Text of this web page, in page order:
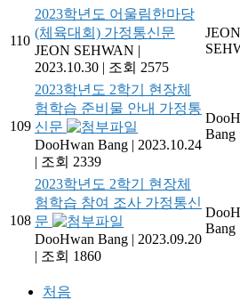
110
2023학년도 어울림한마당
(체육대회) 가정통신문
JEON SEHWAN |
2023.10.30 | 조회 2575
JEON
109
2023학년도 2학기 현장체
험학습 준비물 안내 가정통
신문
DooHwan Bang | 2023.10.24
| 조회 2339
Bang
108
2023학년도 2학기 현장체
험학습 참여 조사 가정통신
문
DooHwan Bang | 2023.09.20
| 조회 1860
Bang
처음